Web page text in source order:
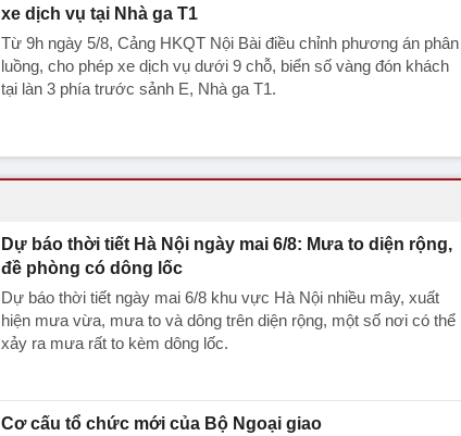
xe dịch vụ tại Nhà ga T1
Từ 9h ngày 5/8, Cảng HKQT Nội Bài điều chỉnh phương án phân
luồng, cho phép xe dịch vụ dưới 9 chỗ, biển số vàng đón khách
tại làn 3 phía trước sảnh E, Nhà ga T1.
Dự báo thời tiết Hà Nội ngày mai 6/8: Mưa to diện rộng,
đề phòng có dông lốc
Dự báo thời tiết ngày mai 6/8 khu vực Hà Nội nhiều mây, xuất
hiện mưa vừa, mưa to và dông trên diện rộng, một số nơi có thể
xảy ra mưa rất to kèm dông lốc.
Cơ cấu tổ chức mới của Bộ Ngoại giao